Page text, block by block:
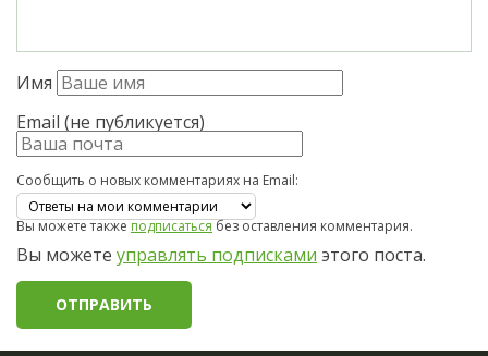
Имя
Email (не публикуется)
Сообщить о новых комментариях на Email:
Вы можете такжеподписатьсябез оставления комментария.
Вы можете управлять подписками этого поста.